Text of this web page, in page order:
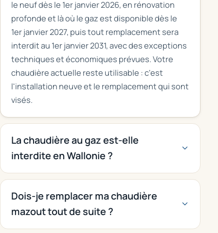
le neuf dès le 1er janvier 2026, en rénovation
profonde et là où le gaz est disponible dès le
1er janvier 2027, puis tout remplacement sera
interdit au 1er janvier 2031, avec des exceptions
techniques et économiques prévues. Votre
chaudière actuelle reste utilisable : c'est
l'installation neuve et le remplacement qui sont
visés.
La chaudière au gaz est-elle
interdite en Wallonie ?
Dois-je remplacer ma chaudière
mazout tout de suite ?